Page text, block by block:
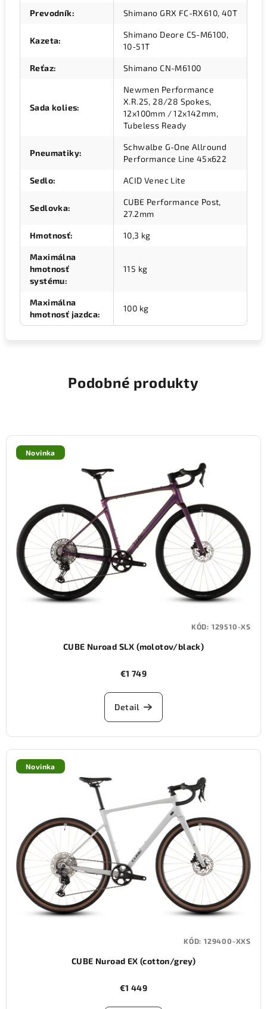
Prevodník: Shimano GRX FC-RX610, 40T
Kazeta:
Shimano Deore CS-M6100,
10-51T
Reťaz: Shimano CN-M6100
Sada kolies:
Newmen Performance
X.R.25, 28/28 Spokes,
12x100mm / 12x142mm,
Tubeless Ready
Pneumatiky:
Schwalbe G-One Allround
Performance Line 45x622
Sedlo: ACID Venec Lite
Sedlovka:
CUBE Performance Post,
27.2mm
Hmotnosť: 10,3 kg
Maximálna
hmotnosť
systému:
115 kg
Maximálna
hmotnosť jazdca:
100 kg
Podobné produkty
Novinka
CUBE Nuroad SLX (molotov/black)
€1 749
Detail
KÓD: 129510-XS
Novinka
CUBE Nuroad EX (cotton/grey)
€1 449
KÓD: 129400-XXS